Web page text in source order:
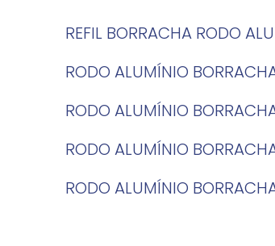
REFIL BORRACHA RODO
RODO ALUMÍNIO
RODO ALUMÍNIO
RODO ALUMÍNIO
RODO ALUMÍNIO